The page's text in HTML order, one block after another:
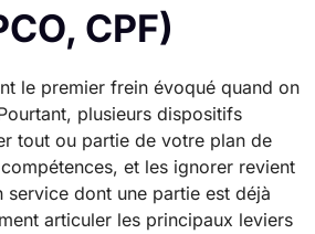
CPF)
le premier frein évoqué quand on
plusieurs dispositifs
tout ou partie de votre plan de
et les ignorer revient
dont une partie est déjà
articuler les principaux leviers